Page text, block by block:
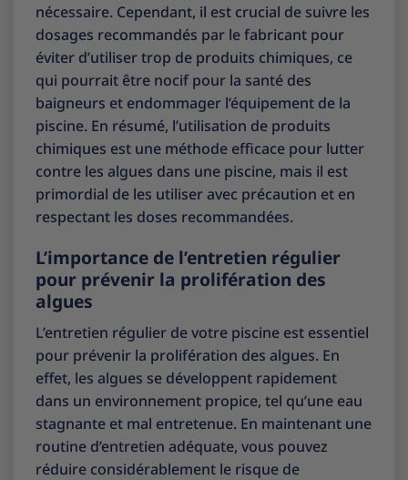
nécessaire. Cependant, il est crucial de suivre les
dosages recommandés par le fabricant pour
éviter d’utiliser trop de produits chimiques, ce
qui pourrait être nocif pour la santé des
baigneurs et endommager l’équipement de la
piscine. En résumé, l’utilisation de produits
chimiques est une méthode efficace pour lutter
contre les algues dans une piscine, mais il est
primordial de les utiliser avec précaution et en
respectant les doses recommandées.
L’importance de l’entretien régulier
pour prévenir la prolifération des
algues
L’entretien régulier de votre piscine est essentiel
pour prévenir la prolifération des algues. En
effet, les algues se développent rapidement
dans un environnement propice, tel qu’une eau
stagnante et mal entretenue. En maintenant une
routine d’entretien adéquate, vous pouvez
réduire considérablement le risque de